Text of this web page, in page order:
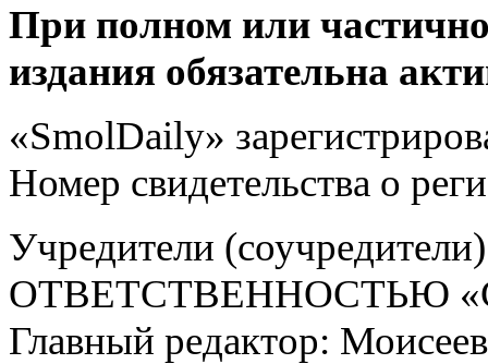
При полном или
издания обязательна
«SmolDaily»
Номер свидетельства о
Учредители
ОТВЕТСТВЕННОСТЬЮ
Главный редактор: